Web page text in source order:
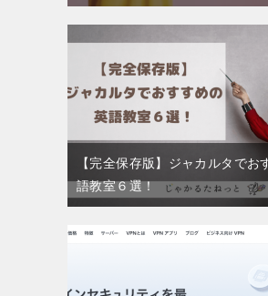
【完全保存版】ジャカルタでお
語教室６選！